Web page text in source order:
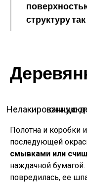
структуру
Нелакированную
Полотна и коробки
последующей
смывками или
наждачной бумагой.
повредилась, ее